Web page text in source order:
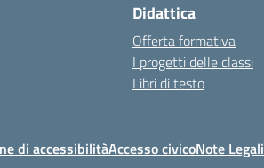
Didattica
Offerta formativa
I progetti delle classi
Libri di testo
di accessibilitàAccesso civicoNote Legali